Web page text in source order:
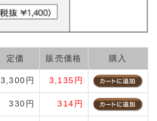
定価 販売価格 購入
3,300円 3,135円
330円 314円